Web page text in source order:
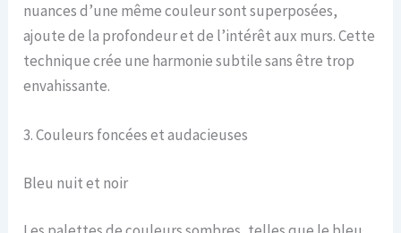
nuances d’une même couleur sont superposées,
ajoute de la profondeur et de l’intérêt aux murs. Cette
technique crée une harmonie subtile sans être trop
envahissante.
3. Couleurs foncées et audacieuses
Bleu nuit et noir